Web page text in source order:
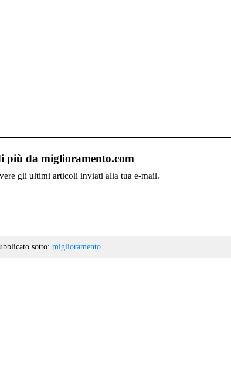
più da miglioramento.com
gli ultimi articoli inviati alla tua e-mail.
sotto: miglioramento